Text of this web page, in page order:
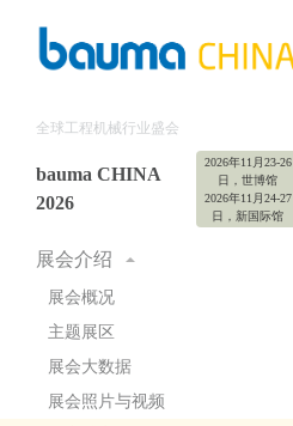
全球工程机械行业盛会
bauma CHINA
2026
2026年11月23-26
日，世博馆
2026年11月24-27
日，新国际馆
展会介绍
展会概况
主题展区
展会大数据
展会照片与视频